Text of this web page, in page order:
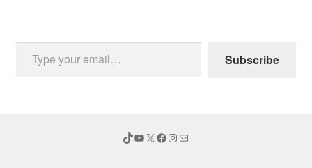
Type your email…
Subscribe
TikTok
YouTube
X Facebook
Instagram
Mail